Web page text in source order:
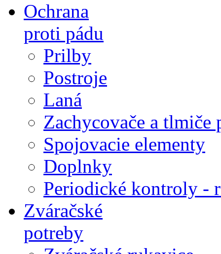
Ochrana
proti pádu
Prilby
Postroje
Laná
Zachycovače a tlmiče
Spojovacie elementy
Doplnky
Periodické kontroly -
Zváračské
potreby